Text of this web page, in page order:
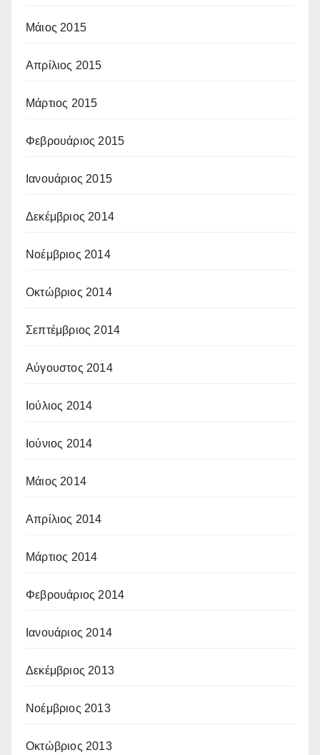
Μάιος 2015
Απρίλιος 2015
Μάρτιος 2015
Φεβρουάριος 2015
Ιανουάριος 2015
Δεκέμβριος 2014
Νοέμβριος 2014
Οκτώβριος 2014
Σεπτέμβριος 2014
Αύγουστος 2014
Ιούλιος 2014
Ιούνιος 2014
Μάιος 2014
Απρίλιος 2014
Μάρτιος 2014
Φεβρουάριος 2014
Ιανουάριος 2014
Δεκέμβριος 2013
Νοέμβριος 2013
Οκτώβριος 2013